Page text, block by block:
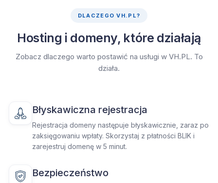
DLACZEGO VH.PL?
Hosting i domeny, które działają
Zobacz dlaczego warto postawić na usługi w VH.PL. To
działa.
Błyskawiczna rejestracja
Rejestracja domeny następuje błyskawicznie, zaraz po
zaksięgowaniu wpłaty. Skorzystaj z płatności BLIK i
zarejestruj domenę w 5 minut.
Bezpieczeństwo